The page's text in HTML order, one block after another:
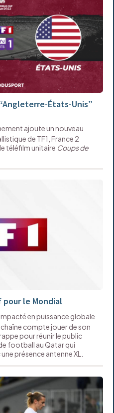
États-Unis”
ajoute un nouveau
de TF1, France 2
téléfilm unitaire Coups de
le Mondial
en puissance globale
compte jouer de son
pour réunir le public
football au Qatar qui
présence antenne XL.